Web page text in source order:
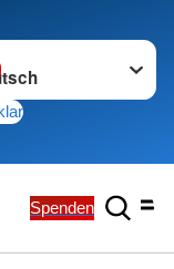
wechseln zu
Spenden